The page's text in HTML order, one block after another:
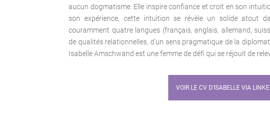
aucun dogmatisme. Elle inspire confiance et croit en son
son expérience, cette intuition se révèle un solide atout
couramment quatre langues (français, anglais, allemand,
de qualités relationnelles, d’un sens pragmatique de la
Isabelle Amschwand est une femme de défi qui se réjouit de
VOIR LE CV D'ISABELLE VIA